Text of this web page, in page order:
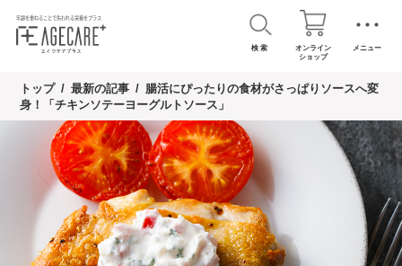
検 索
オンライン
ショップ
メニュー
トップ 最新の記事
腸活にぴったりの食材がさっぱりソースへ変
身！「チキンソテーヨーグルトソース」